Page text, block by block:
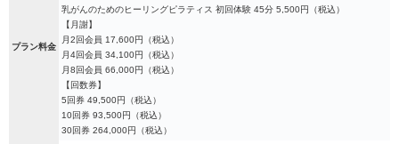
プラン料金
乳がんのためのヒーリングピラティス 初回体験 45分 5,500円（税込）
【月謝】
月2回会員 17,600円（税込）
月4回会員 34,100円（税込）
月8回会員 66,000円（税込）
【回数券】
5回券 49,500円（税込）
10回券 93,500円（税込）
30回券 264,000円（税込）